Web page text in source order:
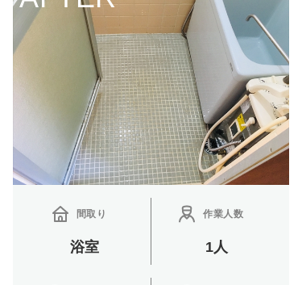
間取り
浴室
作業人数
1人